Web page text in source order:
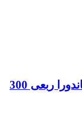
مادررنگ آکرلیک کلورانت زرد لیمویی ساندورا ربعی 300